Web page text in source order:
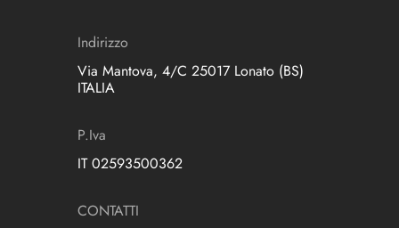
Indirizzo
Via Mantova, 4/C 25017 Lonato (BS)
ITALIA
P.Iva
IT 02593500362
CONTATTI